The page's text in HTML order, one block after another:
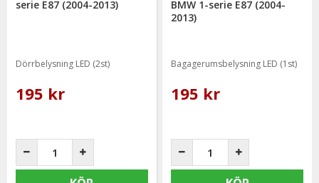
serie E87 (2004-2013)
Dörrbelysning LED (2st)
195 kr
BMW 1-serie E87 (2004-
2013)
Bagagerumsbelysning LED (1st)
195 kr